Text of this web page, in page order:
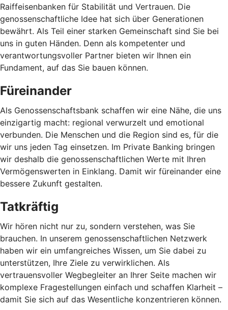
Raiffeisenbanken für Stabilität und Vertrauen. Die
genossenschaftliche Idee hat sich über Generationen
bewährt. Als Teil einer starken Gemeinschaft sind Sie bei
uns in guten Händen. Denn als kompetenter und
verantwortungsvoller Partner bieten wir Ihnen ein
Fundament, auf das Sie bauen können.
Füreinander
Als Genossenschaftsbank schaffen wir eine Nähe, die uns
einzigartig macht: regional verwurzelt und emotional
verbunden. Die Menschen und die Region sind es, für die
wir uns jeden Tag einsetzen. Im Private Banking bringen
wir deshalb die genossenschaftlichen Werte mit Ihren
Vermögenswerten in Einklang. Damit wir füreinander eine
bessere Zukunft gestalten.
Tatkräftig
Wir hören nicht nur zu, sondern verstehen, was Sie
brauchen. In unserem genossenschaftlichen Netzwerk
haben wir ein umfangreiches Wissen, um Sie dabei zu
unterstützen, Ihre Ziele zu verwirklichen. Als
vertrauensvoller Wegbegleiter an Ihrer Seite machen wir
komplexe Fragestellungen einfach und schaffen Klarheit –
damit Sie sich auf das Wesentliche konzentrieren können.